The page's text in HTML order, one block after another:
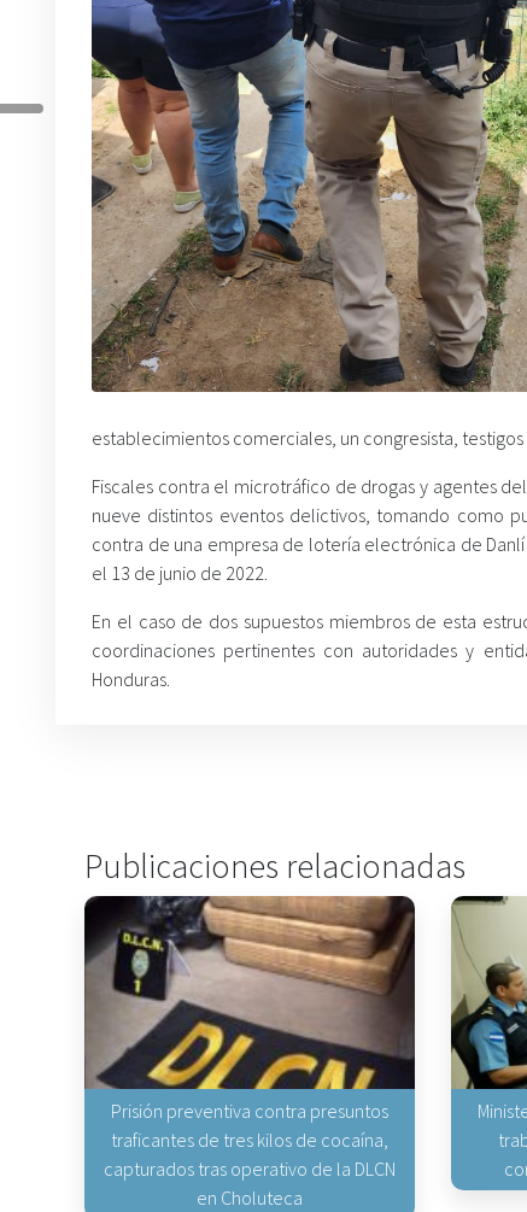
establecimientos comerciales, un congresista,
Fiscales contra el microtráfico de drogas y agentes
nueve distintos eventos delictivos, tomando como
contra de una empresa de lotería electrónica de
el 13 de junio de 2022.
En el caso de dos supuestos miembros de esta
coordinaciones pertinentes con autoridades y
Honduras.
Publicaciones relacionadas
Prisión preventiva contra presuntos
traficantes de tres kilos de cocaína,
capturados tras operativo de la DLCN
en Choluteca